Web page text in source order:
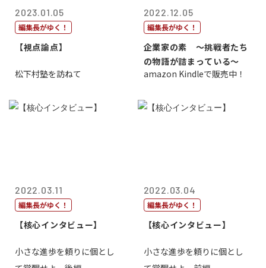
2023.01.05
編集長がゆく！
【視点論点】
松下村塾を訪ねて
2022.12.05
編集長がゆく！
企業家の素 〜挑戦者たち
の物語が詰まっている〜
amazon Kindleで販売中！
2022.03.11
編集長がゆく！
【核心インタビュー】
小さな進歩を頼りに個とし
2022.03.04
編集長がゆく！
【核心インタビュー】
小さな進歩を頼りに個とし